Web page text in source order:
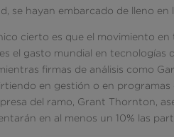
se hayan embarcado de lleno en
cierto es que el movimiento
el gasto mundial en
firmas de análisis como
en gestión o en
del ramo, Grant Thornton,
en al menos un 10% las